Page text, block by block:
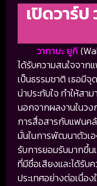
เปิดวาร์ป
วากาบะ ยูกิ
ได้รับความสนใจจา
เป็นธรรมชาติ เธอมีจุ
น่าประทับใจ ทำให้ส
นอกจากผลงานในวง
การสื่อสารกับแฟนค
มั่นในการพัฒนาตัวเอ
รับการยอมรับมากขึ้
ที่มีชื่อเสียงและได้รับ
ประเทศอย่างต่อเนื่อ